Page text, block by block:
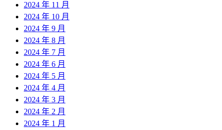
2024 年 11 月
2024 年 10 月
2024 年 9 月
2024 年 8 月
2024 年 7 月
2024 年 6 月
2024 年 5 月
2024 年 4 月
2024 年 3 月
2024 年 2 月
2024 年 1 月